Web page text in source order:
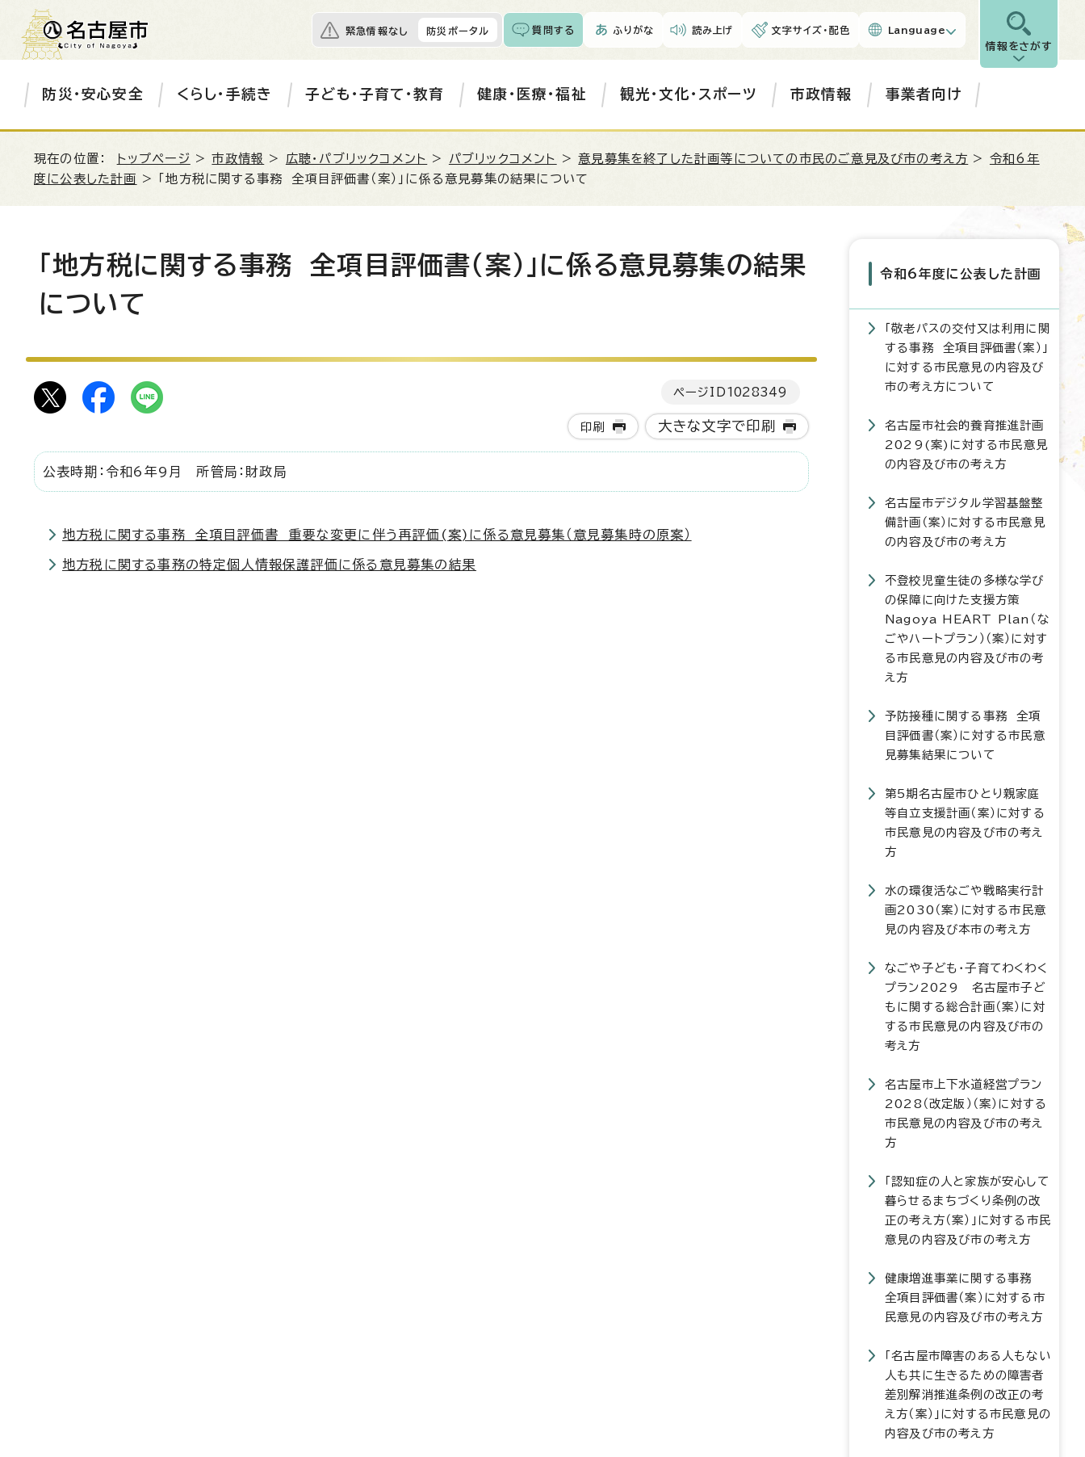
緊急情報なし 防災ポータル 質問する ふりがな 読み上げ 文字サイズ・配色 Language
情報をさがす
防災・安心安全 くらし・手続き 子ども・子育て・教育 健康・医療・福祉 観光・文化・スポーツ 市政情報 事業者向け
現在の位置： トップページ >市政情報 > 広聴・パブリックコメント > パブリックコメント >意見募集を終了した計画等についての市民のご意見及び市の考え方 > 令和6年
度に公表した計画
> 「地方税に関する事務 全項目評価書（案）」に係る意見募集の結果について
「地方税に関する事務 全項目評価書（案）」に係る意見募集の結果
について
ページID 1028349
印刷 大きな文字で印刷
公表時期：令和6年9月 所管局：財政局
地方税に関する事務 全項目評価書 重要な変更に伴う再評価(案)に係る意見募集（意見募集時の原案）
地方税に関する事務の特定個人情報保護評価に係る意見募集の結果
令和6年度に公表した計画
「敬老パスの交付又は利用に関
する事務 全項目評価書（案）」
に対する市民意見の内容及び
市の考え方について
名古屋市社会的養育推進計画
2029(案)に対する市民意見
の内容及び市の考え方
名古屋市デジタル学習基盤整
備計画（案）に対する市民意見
の内容及び市の考え方
不登校児童生徒の多様な学び
の保障に向けた支援方策
Nagoya HEART Plan（な
ごやハートプラン）（案）に対す
る市民意見の内容及び市の考
え方
予防接種に関する事務 全項
目評価書（案）に対する市民意
見募集結果について
第5期名古屋市ひとり親家庭
等自立支援計画（案）に対する
市民意見の内容及び市の考え
方
水の環復活なごや戦略実行計
画2030（案）に対する市民意
見の内容及び本市の考え方
なごや子ども・子育てわくわく
プラン2029 名古屋市子ど
もに関する総合計画（案）に対
する市民意見の内容及び市の
考え方
名古屋市上下水道経営プラン
2028（改定版）（案）に対する
市民意見の内容及び市の考え
方
「認知症の人と家族が安心して
暮らせるまちづくり条例の改
正の考え方（案）」に対する市民
意見の内容及び市の考え方
健康増進事業に関する事務
全項目評価書（案）に対する市
民意見の内容及び市の考え方
「名古屋市障害のある人もない
人も共に生きるための障害者
差別解消推進条例の改正の考
え方（案）」に対する市民意見の
内容及び市の考え方